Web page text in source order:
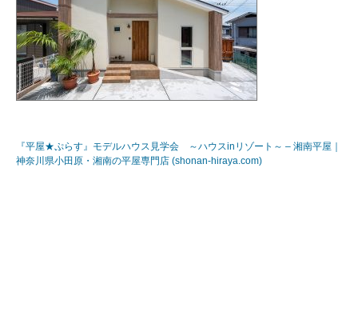
『平屋★ぷらす』モデルハウス見学会 ～ハウスinリゾート～ – 湘南平屋｜
神奈川県小田原・湘南の平屋専門店 (shonan-hiraya.com)